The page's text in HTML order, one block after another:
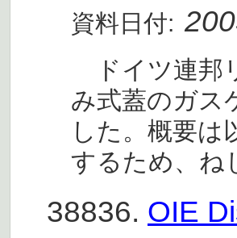
資料日付:
ドイツ連邦
み式蓋のガス
した。概要
するため、ね
38836. OIE